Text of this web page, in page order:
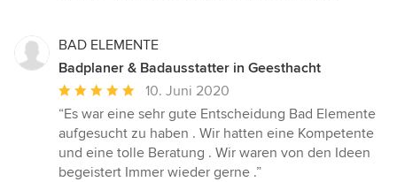
BAD ELEMENTE
Badplaner & Badausstatter in Geesthacht
Durchschnittliche
Bewertung:
5
von
5
10. Juni 2020
“Es war eine sehr gute Entscheidung Bad Elemente
aufgesucht zu haben . Wir hatten eine Kompetente
und eine tolle Beratung . Wir waren von den Ideen
begeistert Immer wieder gerne .”